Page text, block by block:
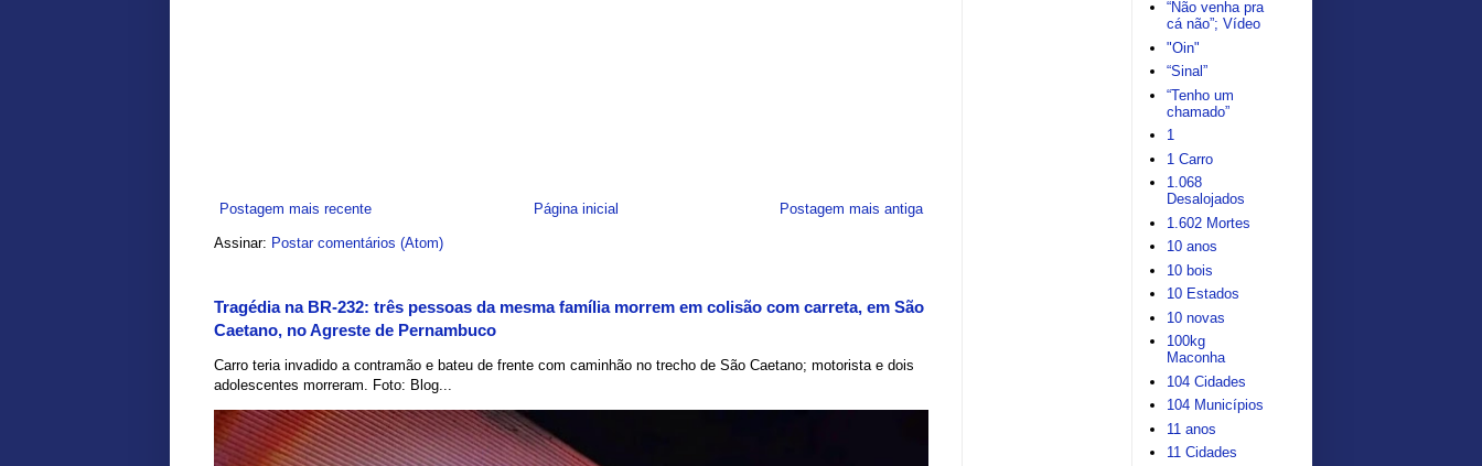
Postagem mais recente Postagem mais antiga
Página inicial
Assinar: Postar comentários (Atom)
Tragédia na BR-232: três pessoas da mesma família morrem em colisão com carreta, em São
Caetano, no Agreste de Pernambuco
Carro teria invadido a contramão e bateu de frente com caminhão no trecho de São Caetano; motorista e dois
adolescentes morreram. Foto: Blog...
“Não venha pra
cá não”; Vídeo
"Oin"
“Sinal”
“Tenho um
chamado”
1
1 Carro
1.068
Desalojados
1.602 Mortes
10 anos
10 bois
10 Estados
10 novas
100kg
Maconha
104 Cidades
104 Municípios
11 anos
11 Cidades